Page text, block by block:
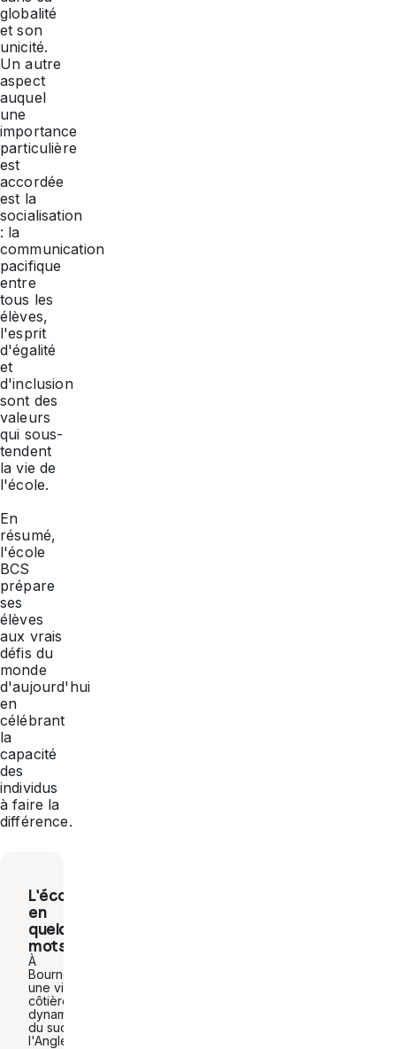
globalité
et son
unicité.
Un autre
aspect
auquel
une
importance
particulière
est
accordée
est la
socialisation
: la
communication
pacifique
entre
tous les
élèves,
l'esprit
d'égalité
et
d'inclusion
sont des
valeurs
qui sous-
tendent
la vie de
l'école.
En
résumé,
l'école
BCS
prépare
ses
élèves
aux vrais
défis du
monde
d'aujourd'hui
en
célébrant
la
capacité
des
individus
à faire la
différence.
L'école
en
quelques
mots
À
Bournemouth,
une ville
côtière
dynamique
du sud de
l'Angleterre